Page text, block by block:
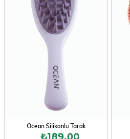
Ocean Silikonlu Tarak